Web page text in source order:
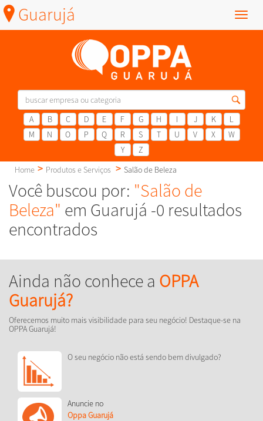
Menu
Guarujá
A B C D E F G H I J K
L
M
N O P Q R S T U V X
W
Y
Z
Home
Produtos e Serviços Salão de Beleza
Você buscou por: "Salão de
Beleza" em Guarujá -0 resultados
encontrados
Ainda não conhece a OPPA
Guarujá?
Oferecemos muito mais visibilidade para seu negócio! Destaque-se na
OPPA Guarujá!
O seu negócio não está sendo bem divulgado?
Anuncie no
Oppa Guarujá